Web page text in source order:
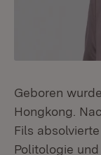
Geboren
Hongkong.
Fils
Politologie